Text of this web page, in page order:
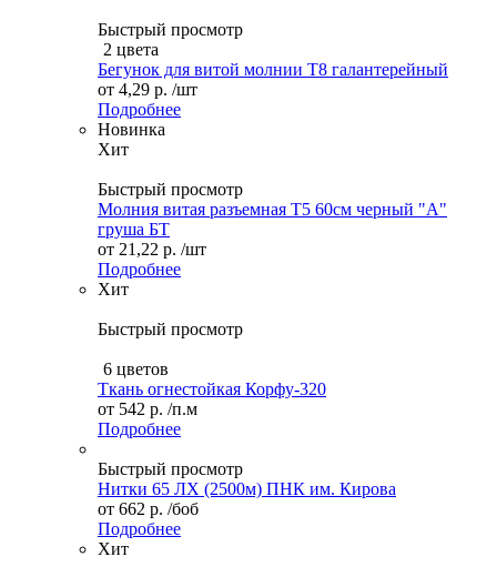
Быстрый просмотр
2 цвета
Бегунок для витой молнии Т8 галантерейный
от 4,29 р. /шт
Подробнее
Новинка
Хит
Быстрый просмотр
Молния витая разъемная Т5 60см черный "А"
груша БТ
от 21,22 р. /шт
Подробнее
Хит
Быстрый просмотр
6 цветов
Ткань огнестойкая Корфу-320
от 542 р. /п.м
Подробнее
Быстрый просмотр
Нитки 65 ЛХ (2500м) ПНК им. Кирова
от 662 р. /боб
Подробнее
Хит